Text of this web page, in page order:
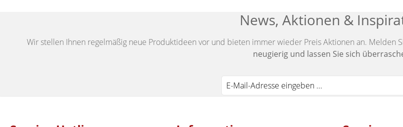
News, Aktionen &
Wir stellen Ihnen regelmäßig neue Produktideen vor und bieten immer wieder Preis Aktionen an. Melden
neugierig und lassen Sie sich